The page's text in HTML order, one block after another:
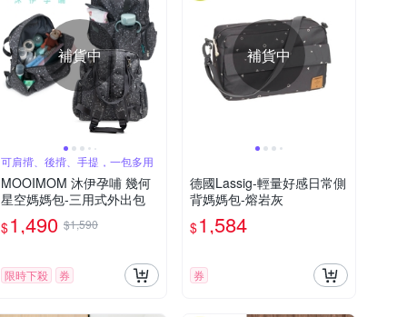
補貨中
可肩揹、後揹、手提，一包多用
MOOIMOM 沐伊孕哺 幾何
星空媽媽包-三用式外出包
$1,490 $1,590
限時下殺 券
補貨中
德國Lassig-輕量好感日常側
背媽媽包-熔岩灰
$1,584
券